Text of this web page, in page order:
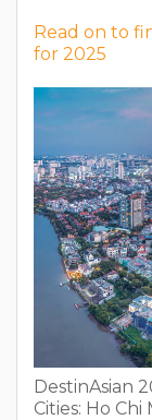
Read on to
for 2025
DestinAsian
Cities: Ho Chi